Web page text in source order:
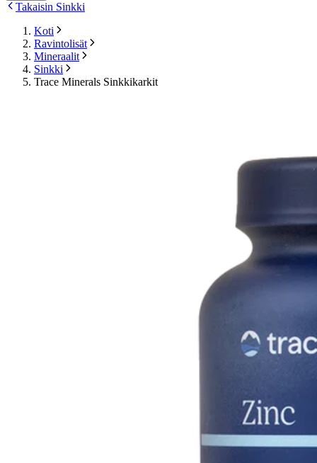
Takaisin Sinkki
Koti
Ravintolisät
Mineraalit
Sinkki
Trace Minerals Sinkkikarkit